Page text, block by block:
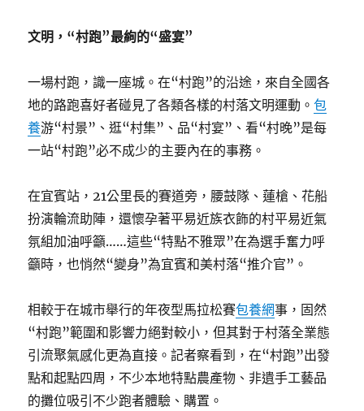
文明，“村跑”最絢的“盛宴”
一場村跑，識一座城。在“村跑”的沿途，來自全國各
地的路跑喜好者碰見了各類各樣的村落文明運動。包
養游“村景”、逛“村集”、品“村宴”、看“村晚”是每
一站“村跑”必不成少的主要內在的事務。
在宜賓站，21公里長的賽道旁，腰鼓隊、蓮槍、花船
扮演輪流助陣，還懷孕著平易近族衣飾的村平易近氣
氛組加油呼籲……這些“特點不雅眾”在為選手奮力呼
籲時，也悄然“變身”為宜賓和美村落“推介官”。
相較于在城市舉行的年夜型馬拉松賽包養網事，固然
“村跑”範圍和影響力絕對較小，但其對于村落全業態
引流聚氣感化更為直接。記者察看到，在“村跑”出發
點和起點四周，不少本地特點農產物、非遺手工藝品
的攤位吸引不少跑者體驗、購置。